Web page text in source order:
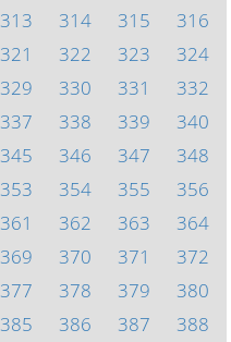
313 314 315
316
321 322 323
324
329 330 331
332
337 338 339
340
345 346 347
348
353 354 355
356
361 362 363
364
369 370 371
372
377 378 379
380
385 386 387 388